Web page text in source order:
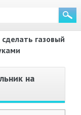
сделать газовый
на